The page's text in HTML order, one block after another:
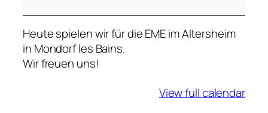
-
S
i
l
Heute spielen wir für die EME im Altersheim
in Mondorf les Bains.
Wir freuen uns!
View full calendar